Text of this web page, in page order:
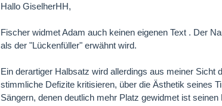
Hallo GiselherHH,
Fischer widmet Adam auch keinen eigenen Text . Der
als der "Lückenfüller" erwähnt wird.
Ein derartiger Halbsatz wird allerdings aus meiner
stimmliche Defizite kritisieren, über die Ästhetik seines
Sängern, denen deutlich mehr Platz gewidmet ist